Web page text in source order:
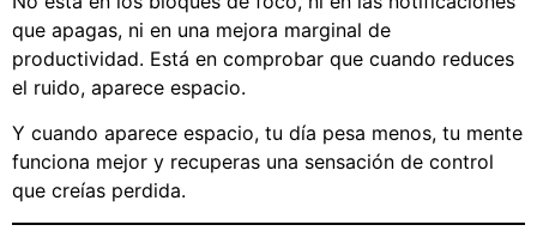
que apagas, ni en una mejora marginal de
productividad. Está en comprobar que cuando reduces
el ruido, aparece espacio.
Y cuando aparece espacio, tu día pesa menos, tu mente
funciona mejor y recuperas una sensación de control
que creías perdida.